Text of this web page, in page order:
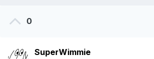
0
SuperWimmie